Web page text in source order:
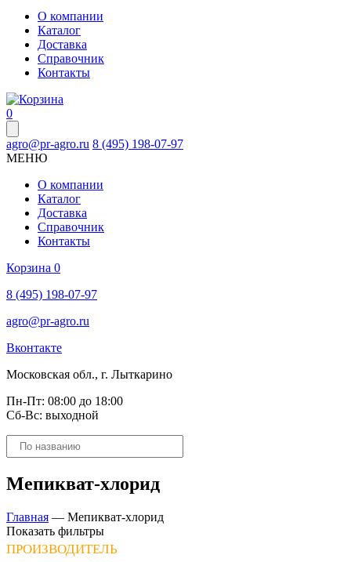
О компании
Каталог
Доставка
Справочник
Контакты
0
agro@pr-agro.ru 8 (495) 198-07-97
МЕНЮ
О компании
Каталог
Доставка
Справочник
Контакты
Корзина 0
8 (495) 198-07-97
agro@pr-agro.ru
Вконтакте
Московская обл., г. Лыткарино
Пн-Пт: 08:00 до 18:00
Сб-Вс: выходной
Поиск
товаров
Мепикват-хлорид
Главная — Мепикват-хлорид
Показать фильтры
ПРОИЗВОДИТЕЛЬ